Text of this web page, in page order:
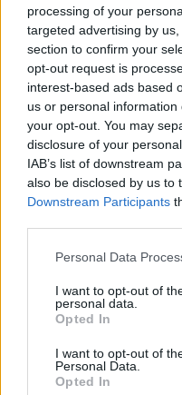
processing of your
targeted advertising by
section to confirm your
opt-out request is
interest-based ads based
us or personal
your opt-out. You may
disclosure of your
IAB’s list of downstream
also be disclosed by us to
Downstream Participants
Please note that this
not limited to your visit or
grant or deny consent to
use your data for below
consent section.
Personal Data
I want to opt-out of
personal data.
Opted In
I want to opt-out of
Personal Data.
Opted In
Continua a